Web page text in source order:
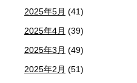
2025年5月 (41)
2025年4月 (39)
2025年3月 (49)
2025年2月 (51)